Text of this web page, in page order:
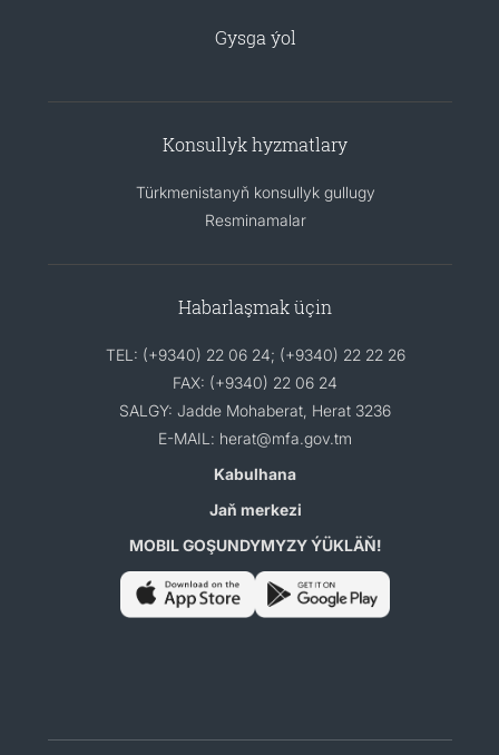
Gysga ýol
Konsullyk hyzmatlary
Türkmenistanyň konsullyk gullugy
Resminamalar
Habarlaşmak üçin
TEL: (+9340) 22 06 24; (+9340) 22 22 26
FAX: (+9340) 22 06 24
SALGY: Jadde Mohaberat, Herat 3236
E-MAIL: herat@mfa.gov.tm
Kabulhana
Jaň merkezi
MOBIL GOŞUNDYMYZY ÝÜKLÄŇ!